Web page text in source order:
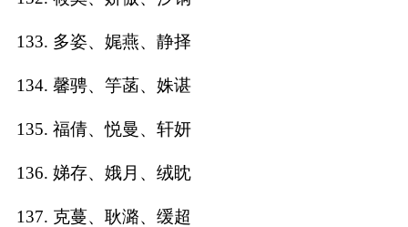
133. 多姿、娓燕、静择
134. 馨骋、竽菡、姝谌
135. 福倩、悦曼、轩妍
136. 娣存、娥月、绒眈
137. 克蔓、耿潞、缓超